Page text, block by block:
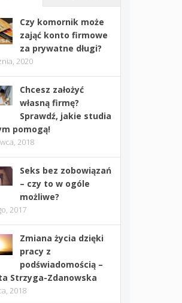
Czy komornik może
zająć konto firmowe
za prywatne długi?
2020
Chcesz założyć
własną firmę?
Sprawdź, jakie studia
pomogą!
2018
Seks bez zobowiązań
– czy to w ogóle
możliwe?
2017
Zmiana życia dzięki
pracy z
podświadomością –
Strzyga-Zdanowska
2018